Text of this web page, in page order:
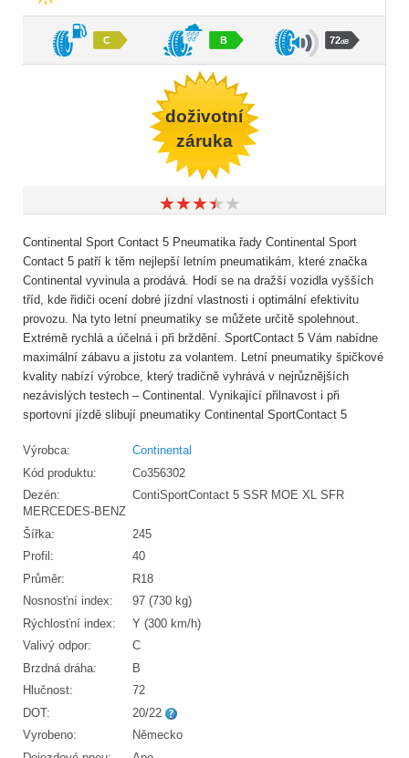
C B 72dB
doživotní
záruka
★★★★★
★★★★★
Continental Sport Contact 5 Pneumatika řady Continental Sport
Contact 5 patří k těm nejlepší letním pneumatikám, které značka
Continental vyvinula a prodává. Hodí se na dražší vozidla vyšších
tříd, kde řidiči ocení dobré jízdní vlastnosti i optimální efektivitu
provozu. Na tyto letní pneumatiky se můžete určitě spolehnout.
Extrémě rychlá a účelná i při brždění. SportContact 5 Vám nabídne
maximální zábavu a jistotu za volantem. Letní pneumatiky špičkové
kvality nabízí výrobce, který tradičně vyhrává v nejrůznějších
nezávislých testech – Continental. Vynikající přilnavost i při
sportovní jízdě slibují pneumatiky Continental SportContact 5
Výrobca:
Continental
Kód produktu:
Co356302
Dezén:
ContiSportContact 5 SSR MOE XL SFR
MERCEDES-BENZ
Šířka:
245
Profil:
40
Průměr:
R18
Nosnosťní index:
97 (730 kg)
Rýchlosťní index:
Y (300 km/h)
Valivý odpor:
C
Brzdná dráha:
B
Hlučnost:
72
DOT:
20/22
Vyrobeno:
Německo